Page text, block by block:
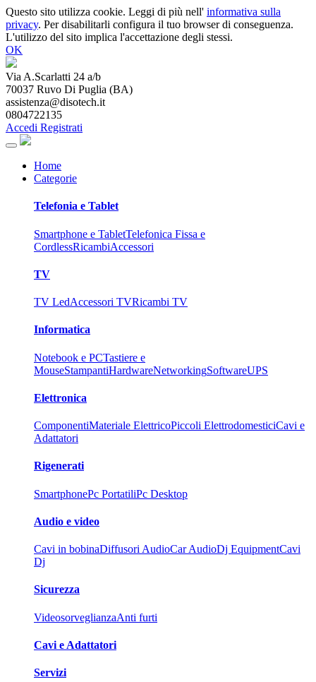
Questo sito utilizza cookie. Leggi di più nell' informativa sulla
privacy. Per disabilitarli configura il tuo browser di conseguenza.
L'utilizzo del sito implica l'accettazione degli stessi.
OK
Via A.Scarlatti 24 a/b
70037 Ruvo Di Puglia (BA)
assistenza@disotech.it
0804722135
Accedi Registrati
Home
Categorie
Telefonia e Tablet
Smartphone e TabletTelefonica Fissa e
CordlessRicambiAccessori
TV
TV LedAccessori TVRicambi TV
Informatica
Notebook e PCTastiere e
MouseStampantiHardwareNetworkingSoftwareUPS
Elettronica
ComponentiMateriale ElettricoPiccoli ElettrodomesticiCavi e
Adattatori
Rigenerati
SmartphonePc PortatiliPc Desktop
Audio e video
Cavi in bobinaDiffusori AudioCar AudioDj EquipmentCavi
Dj
Sicurezza
VideosorveglianzaAnti furti
Cavi e Adattatori
Servizi